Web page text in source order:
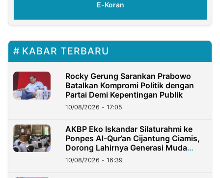
E-Koran
KABAR TERBARU
Rocky Gerung Sarankan Prabowo
Batalkan Kompromi Politik dengan
Partai Demi Kepentingan Publik
10/08/2026 - 17:05
AKBP Eko Iskandar Silaturahmi ke
Ponpes Al-Qur’an Cijantung Ciamis,
Dorong Lahirnya Generasi Muda
Berkarakter
10/08/2026 - 16:39